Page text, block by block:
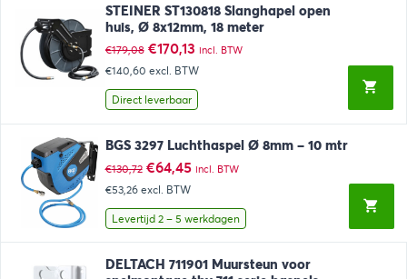
STEINER ST130818 Slanghapel open
huis, Ø 8x12mm, 18 meter
€179,08 Oorspronkelijke
prijs
was:
€179,08.
€170,13Huidige
prijs
is:
€170,13.
incl. BTW
€140,60 excl. BTW
Direct leverbaar
BGS 3297 Luchthaspel Ø 8mm – 10 mtr
€130,72 Oorspronkelijke
prijs
was:
€130,72.
€64,45Huidige
prijs
€64,45.
incl. BTW
€53,26 excl. BTW
Levertijd 2 – 5 werkdagen
DELTACH 711901 Muursteun voor